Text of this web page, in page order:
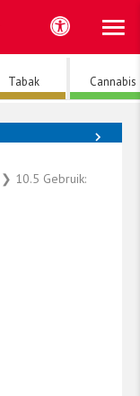
Tabak Cannabis
❯ 10.5 Gebruik:
→